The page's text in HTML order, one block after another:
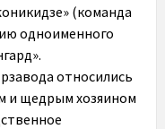
(команда
одноименного
относились
и щедрым хозяином